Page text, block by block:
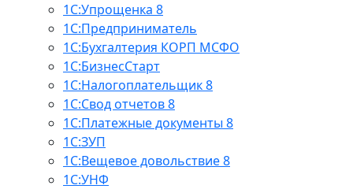
1С:Упрощенка 8
1С:Предприниматель
1С:Бухгалтерия КОРП МСФО
1С:БизнесСтарт
1С:Налогоплательщик 8
1С:Свод отчетов 8
1С:Платежные документы 8
1С:ЗУП
1С:Вещевое довольствие 8
1С:УНФ